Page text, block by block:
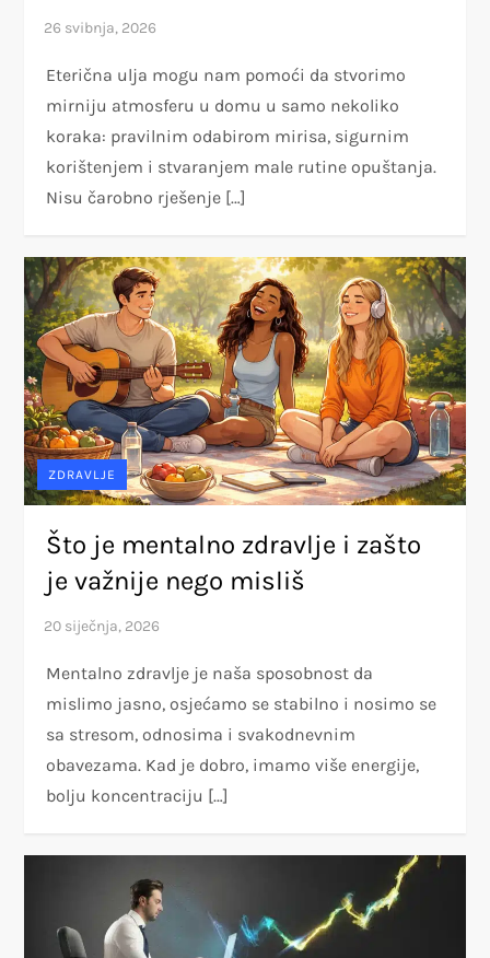
Eterična ulja mogu nam pomoći da stvorimo
mirniju atmosferu u domu u samo nekoliko
koraka: pravilnim odabirom mirisa, sigurnim
korištenjem i stvaranjem male rutine opuštanja.
Nisu čarobno rješenje […]
ZDRAVLJE
Što je mentalno zdravlje i zašto
je važnije nego misliš
Mentalno zdravlje je naša sposobnost da
mislimo jasno, osjećamo se stabilno i nosimo se
sa stresom, odnosima i svakodnevnim
obavezama. Kad je dobro, imamo više energije,
bolju koncentraciju […]